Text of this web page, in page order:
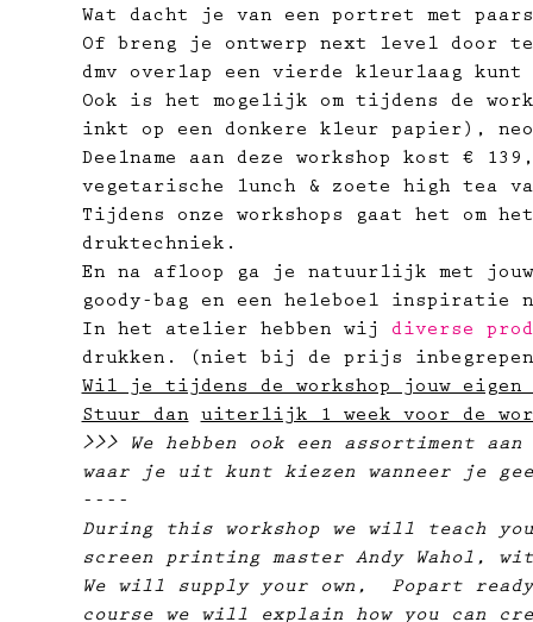
Wat dacht je van een portret met
Of breng je ontwerp next level door
dmv overlap een vierde kleurlaag kunt
Ook is het mogelijk om tijdens de
inkt op een donkere kleur papier),
Deelname aan deze workshop kost €
vegetarische lunch & zoete high tea
Tijdens onze workshops gaat het om
druktechniek.
En na afloop ga je natuurlijk met
goody-bag en een heleboel inspiratie
In het atelier hebben wij diverse
drukken. (niet bij de prijs
Wil je tijdens de workshop jouw eigen
Stuur dan
uiterlijk 1 week voor de
>>> We hebben ook een assortiment
waar je uit kunt kiezen wanneer je
----
During this workshop we will teach
screen printing master Andy Wahol,
We will supply your own,  Popart
course we will explain how you